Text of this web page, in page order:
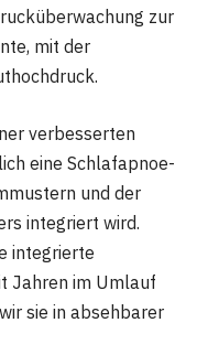
zur
mit der
verbesserten
eine Schlafapnoe-
und der
integriert wird.
integrierte
Jahren im Umlauf
sie in absehbarer